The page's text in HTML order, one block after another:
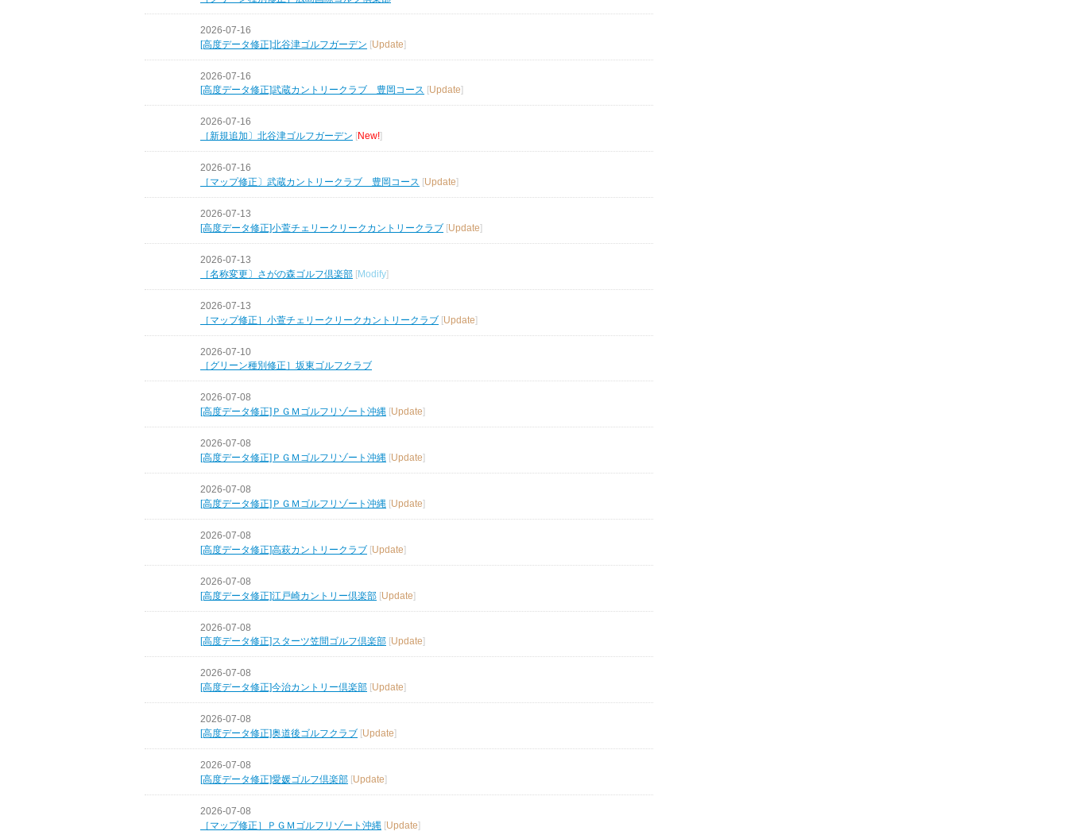
2026-07-16
[高度データ修正]北谷津ゴルフガーデン [Update]
2026-07-16
[高度データ修正]武蔵カントリークラブ 豊岡コース [Update]
2026-07-16
［新規追加〕北谷津ゴルフガーデン [New!]
2026-07-16
［マップ修正〕武蔵カントリークラブ 豊岡コース [Update]
2026-07-13
[高度データ修正]小萱チェリークリークカントリークラブ [Update]
2026-07-13
［名称変更〕さがの森ゴルフ倶楽部 [Modify]
2026-07-13
［マップ修正］小萱チェリークリークカントリークラブ [Update]
2026-07-10
［グリーン種別修正］坂東ゴルフクラブ
2026-07-08
[高度データ修正]ＰＧＭゴルフリゾート沖縄 [Update]
2026-07-08
[高度データ修正]ＰＧＭゴルフリゾート沖縄 [Update]
2026-07-08
[高度データ修正]ＰＧＭゴルフリゾート沖縄 [Update]
2026-07-08
[高度データ修正]高萩カントリークラブ [Update]
2026-07-08
[高度データ修正]江戸崎カントリー倶楽部 [Update]
2026-07-08
[高度データ修正]スターツ笠間ゴルフ倶楽部 [Update]
2026-07-08
[高度データ修正]今治カントリー倶楽部 [Update]
2026-07-08
[高度データ修正]奥道後ゴルフクラブ [Update]
2026-07-08
[高度データ修正]愛媛ゴルフ倶楽部 [Update]
2026-07-08
［マップ修正］ＰＧＭゴルフリゾート沖縄 [Update]